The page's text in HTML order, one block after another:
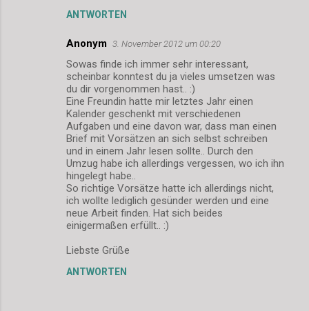
ANTWORTEN
Anonym 3. November 2012 um 00:20
Sowas finde ich immer sehr interessant,
scheinbar konntest du ja vieles umsetzen was
du dir vorgenommen hast.. :)
Eine Freundin hatte mir letztes Jahr einen
Kalender geschenkt mit verschiedenen
Aufgaben und eine davon war, dass man einen
Brief mit Vorsätzen an sich selbst schreiben
und in einem Jahr lesen sollte.. Durch den
Umzug habe ich allerdings vergessen, wo ich ihn
hingelegt habe..
So richtige Vorsätze hatte ich allerdings nicht,
ich wollte lediglich gesünder werden und eine
neue Arbeit finden. Hat sich beides
einigermaßen erfüllt.. :)
Liebste Grüße
ANTWORTEN